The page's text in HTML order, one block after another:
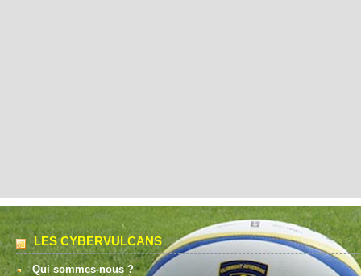
LES CYBERVULCANS
Qui sommes-nous ?